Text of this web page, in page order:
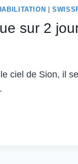
|
sur 2
ciel de Sion, il